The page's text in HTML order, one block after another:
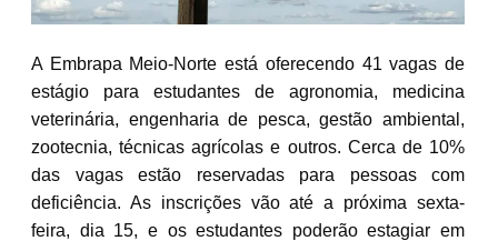
A Embrapa Meio-Norte está oferecendo 41 vagas de
estágio para estudantes de agronomia, medicina
veterinária, engenharia de pesca, gestão ambiental,
zootecnia, técnicas agrícolas e outros. Cerca de 10%
das vagas estão reservadas para pessoas com
deficiência. As inscrições vão até a próxima sexta-
feira, dia 15, e os estudantes poderão estagiar em